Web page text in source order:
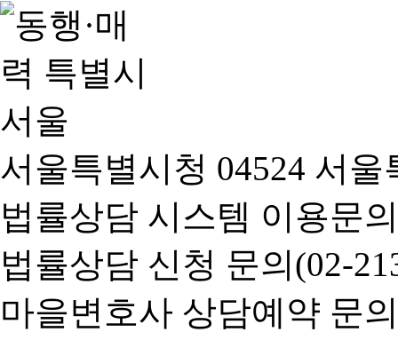
서울특별시청 04524 서
법률상담 시스템 이용문
법률상담 신청 문의(02-
마을변호사 상담예약 문